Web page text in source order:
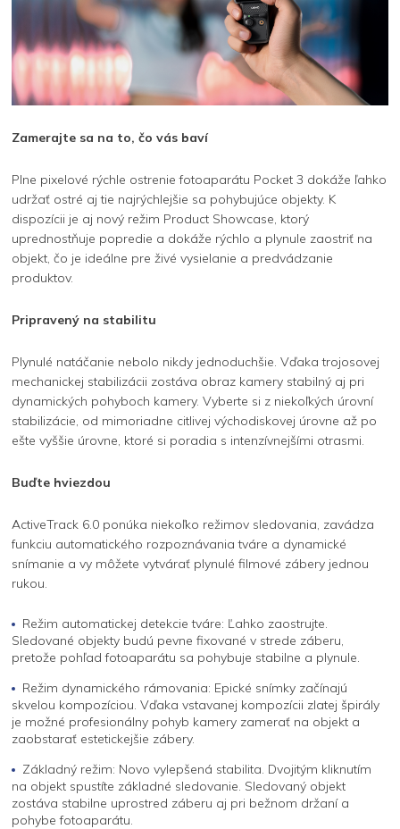
Zamerajte sa na to, čo vás baví
Plne pixelové rýchle ostrenie fotoaparátu Pocket 3 dokáže ľahko
udržať ostré aj tie najrýchlejšie sa pohybujúce objekty. K
dispozícii je aj nový režim Product Showcase, ktorý
uprednostňuje popredie a dokáže rýchlo a plynule zaostriť na
objekt, čo je ideálne pre živé vysielanie a predvádzanie
produktov.
Pripravený na stabilitu
Plynulé natáčanie nebolo nikdy jednoduchšie. Vďaka trojosovej
mechanickej stabilizácii zostáva obraz kamery stabilný aj pri
dynamických pohyboch kamery. Vyberte si z niekoľkých úrovní
stabilizácie, od mimoriadne citlivej východiskovej úrovne až po
ešte vyššie úrovne, ktoré si poradia s intenzívnejšími otrasmi.
Buďte hviezdou
ActiveTrack 6.0 ponúka niekoľko režimov sledovania, zavádza
funkciu automatického rozpoznávania tváre a dynamické
snímanie a vy môžete vytvárať plynulé filmové zábery jednou
rukou.
Režim automatickej detekcie tváre: Ľahko zaostrujte.
Sledované objekty budú pevne fixované v strede záberu,
pretože pohľad fotoaparátu sa pohybuje stabilne a plynule.
Režim dynamického rámovania: Epické snímky začínajú
skvelou kompozíciou. Vďaka vstavanej kompozícii zlatej špirály
je možné profesionálny pohyb kamery zamerať na objekt a
zaobstarať estetickejšie zábery.
Základný režim: Novo vylepšená stabilita. Dvojitým kliknutím
na objekt spustíte základné sledovanie. Sledovaný objekt
zostáva stabilne uprostred záberu aj pri bežnom držaní a
pohybe fotoaparátu.